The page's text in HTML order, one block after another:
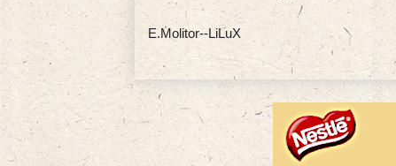
E.Molitor--LiLuX